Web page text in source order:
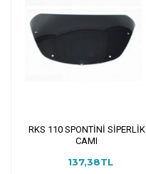
RKS 110 SPONTİNİ SİPERLİK
CAMI
137,38TL